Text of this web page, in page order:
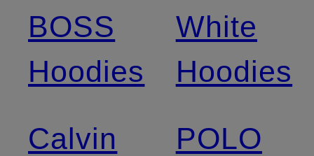
BOSS
Hoodies
Calvin
White
Hoodies
POLO